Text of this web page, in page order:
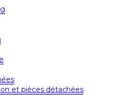
et pièces détachées